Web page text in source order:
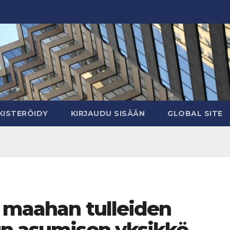
KIRJAUDU SISÄÄN GLOBAL SITE
tulleiden